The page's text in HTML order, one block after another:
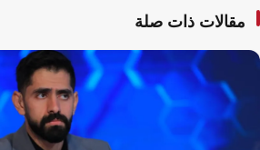
مقالات ذات صلة